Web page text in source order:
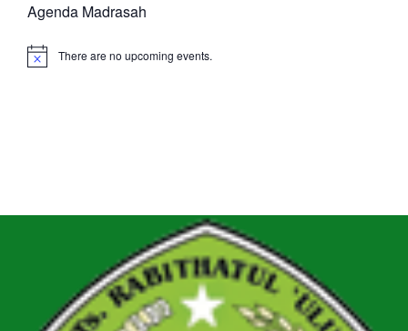
Agenda Madrasah
Notice There are no upcoming events.